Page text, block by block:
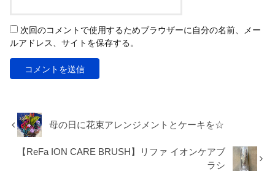
次回のコメントで使用するためブラウザーに自分の名前、メー
ルアドレス、サイトを保存する。
母の日に花束アレンジメントとケーキを☆
【ReFa ION CARE BRUSH】リファ イオンケアブ
ラシ